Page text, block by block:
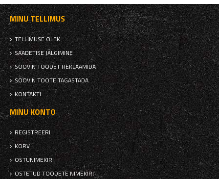
MINU TELLIMUS
TELLIMUSE OLEK
SAADETISE JÄLGIMINE
SOOVIN TOODET REKLAAMIDA
SOOVIN TOOTE TAGASTADA
KONTAKTI
MINU KONTO
REGISTREERI
KORV
OSTUNIMEKIRI
OSTETUD TOODETE NIMEKIRI